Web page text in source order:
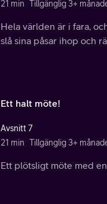
21 min Tillgänglig 3+
Hela världen är i fara,
slå sina påsar ihop och
Ett halt möte!
Avsnitt 7
21 min Tillgänglig 3+
Ett plötsligt möte med